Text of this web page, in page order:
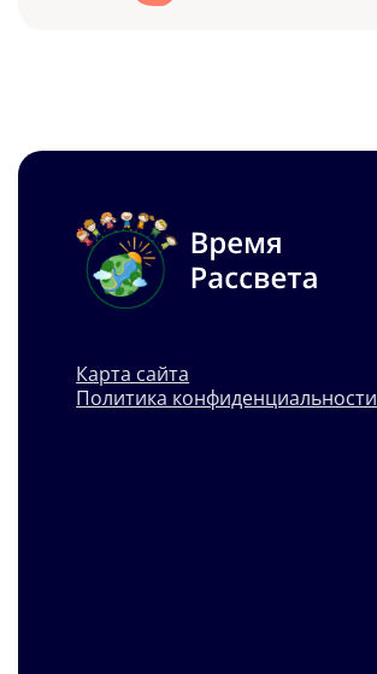
Карта сайта
Политика конфиденциальности